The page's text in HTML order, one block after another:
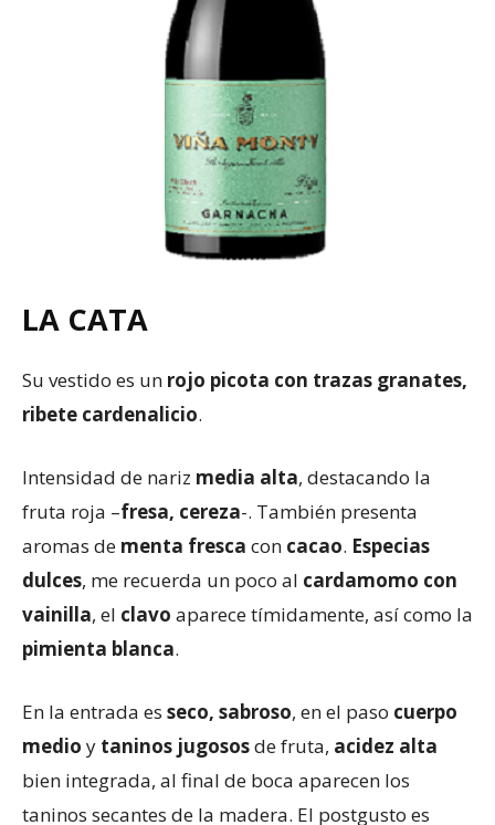
LA CATA
Su vestido es un rojo picota con trazas granates,
ribete cardenalicio.
Intensidad de nariz media alta, destacando la
fruta roja –fresa, cereza-. También presenta
aromas de menta fresca con cacao. Especias
dulces, me recuerda un poco al cardamomo con
vainilla, el clavo aparece tímidamente, así como la
pimienta blanca.
En la entrada es seco, sabroso, en el paso cuerpo
medio y taninos jugososde fruta, acidez alta
bien integrada, al final de boca aparecen los
taninos secantes de la madera. El postgusto es